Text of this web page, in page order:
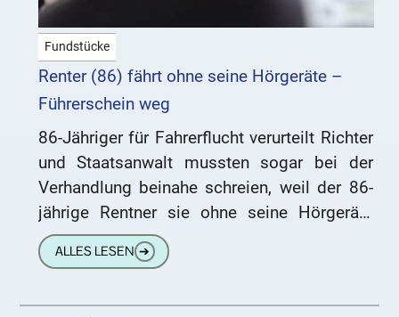
Fundstücke
Renter (86) fährt ohne seine Hörgeräte –
Führerschein weg
86-Jähriger für Fahrerflucht verurteilt Richter
und Staatsanwalt mussten sogar bei der
Verhandlung beinahe schreien, weil der 86-
jährige Rentner sie ohne seine Hörgeräte
sonst nicht verstanden hätte. Vor drei
Monaten hatte
ALLES LESEN ➔